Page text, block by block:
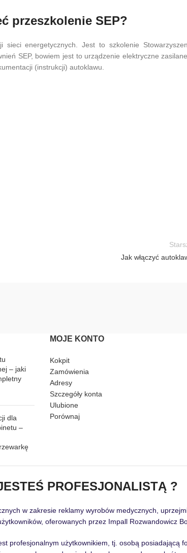
przeszkolenie SEP?
energetycznych. Jest to szkolenie
SEP, bowiem jest to urządzenie elektryczne
(instrukcji) autoklawu.
Jak włączyć
– jaki
dla
–
MOJE KONTO
Kokpit
Zamówienia
Adresy
Szczegóły konta
Ulubione
Porównaj
PROFESJONALISTĄ ?
w zakresie reklamy wyrobów medycznych,
oferowanych przez Impall Rozwandowicz
profesjonalnym użytkownikiem, tj. osobą posiadającą